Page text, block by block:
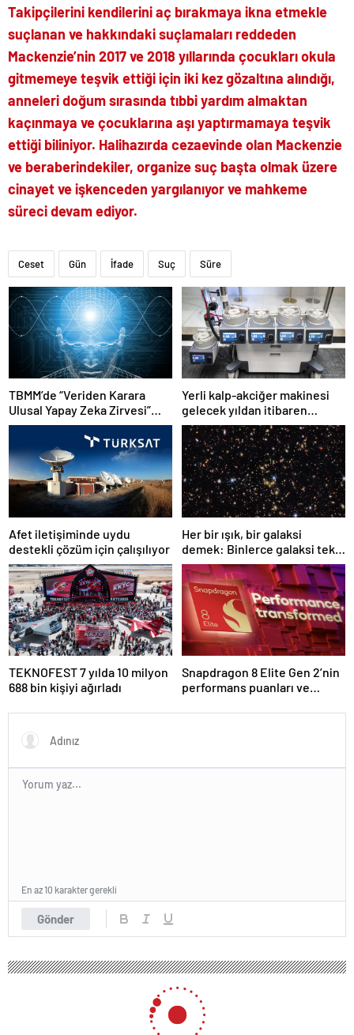
Takipçilerini kendilerini aç bırakmaya ikna etmekle
suçlanan ve hakkındaki suçlamaları reddeden
Mackenzie’nin 2017 ve 2018 yıllarında çocukları okula
gitmemeye teşvik ettiği için iki kez gözaltına alındığı,
anneleri doğum sırasında tıbbi yardım almaktan
kaçınmaya ve çocuklarına aşı yaptırmamaya teşvik
ettiği biliniyor. Halihazırda cezaevinde olan Mackenzie
ve beraberindekiler, organize suç başta olmak üzere
cinayet ve işkenceden yargılanıyor ve mahkeme
süreci devam ediyor.
Ceset Gün İfade Suç Süre
TBMM’de “Veriden Karara
Ulusal Yapay Zeka Zirvesi”
başladı
Yerli kalp-akciğer makinesi
gelecek yıldan itibaren
kullanılacak
Afet iletişiminde uydu
destekli çözüm için çalışılıyor
Her bir ışık, bir galaksi
demek: Binlerce galaksi tek
karede görüntülendi
TEKNOFEST 7 yılda 10 milyon
688 bin kişiyi ağırladı
Snapdragon 8 Elite Gen 2’nin
performans puanları ve
Gönder
En az 10 karakter gerekli